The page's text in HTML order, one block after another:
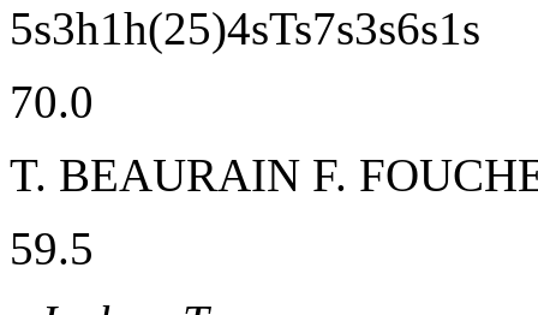
5s3h1h(25)4sTs7s3s6s1s
70.0
T. BEAURAIN F.
59.5